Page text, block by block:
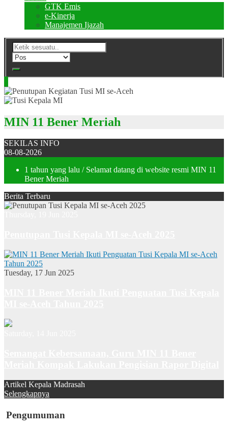
GTK Emis
e-Kinerja
Manajemen Ijazah
MIN 11 Bener Meriah
SEKILAS INFO
08-08-2026
1 tahun yang lalu / Selamat datang di website resmi MIN 11
Bener Meriah
Berita Terbaru
Tuesday, 17 Jun 2025
Artikel Kepala Madrasah
Selengkapnya
Pengumuman